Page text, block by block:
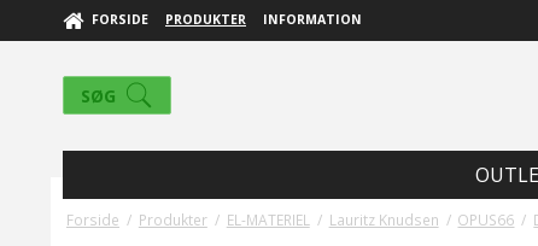
FORSIDE PRODUKTER INFORMATION
SØG
Forside / Produkter / EL-MATERIEL / Lauritz Knudsen / OPUS66 /